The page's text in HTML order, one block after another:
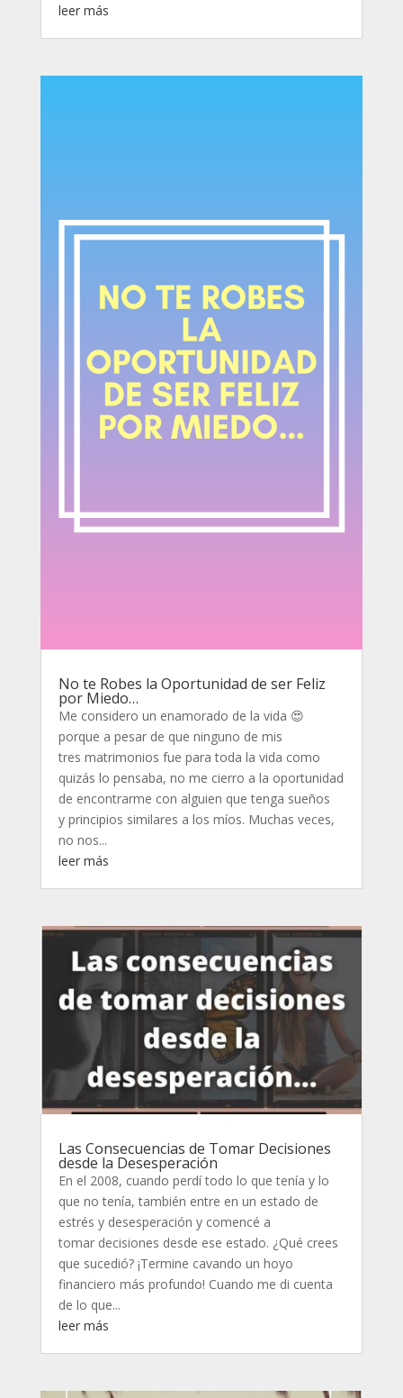
leer más
No te Robes la Oportunidad de ser Feliz
por Miedo…
Me considero un enamorado de la vida 😍
porque a pesar de que ninguno de mis
tres matrimonios fue para toda la vida como
quizás lo pensaba, no me cierro a la oportunidad
de encontrarme con alguien que tenga sueños
y principios similares a los míos. Muchas veces,
no nos...
leer más
Las Consecuencias de Tomar Decisiones
desde la Desesperación
En el 2008, cuando perdí todo lo que tenía y lo
que no tenía, también entre en un estado de
estrés y desesperación y comencé a
tomar decisiones desde ese estado. ¿Qué crees
que sucedió? ¡Termine cavando un hoyo
financiero más profundo! Cuando me di cuenta
de lo que...
leer más